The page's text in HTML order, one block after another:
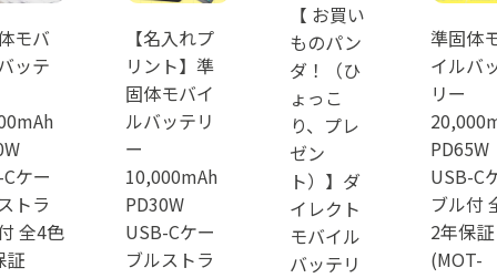
モバ
ッテ
ケー
トラ
全4色
証
【名入れプ
リント】準
固体モバイ
ルバッテリ
ー
10,000mAh
PD30W
USB-Cケー
ブルストラ
【 お買い
ものパン
ダ！（ひ
ょっこ
り、プレ
ゼン
ト）】ダ
イレクト
モバイル
バッテリ
準固体
イルバ
リー
PD65W
USB-C
ブル付
2年保証
(MOT-